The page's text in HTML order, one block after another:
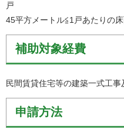
戸
45平方メートル≦1戸あたりの
補助対象経費
民間賃貸住宅等の建築一式工
申請方法